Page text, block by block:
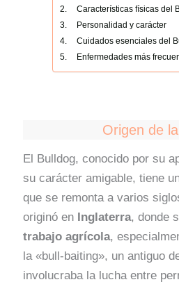
Características físicas del
Personalidad y carácter
Cuidados esenciales del
Enfermedades más
Origen de
El Bulldog, conocido por su
su carácter amigable, tiene
que se remonta a varios
originó en Inglaterra, donde
trabajo agrícola,
la «bull-baiting», un antiguo
involucraba la lucha entre